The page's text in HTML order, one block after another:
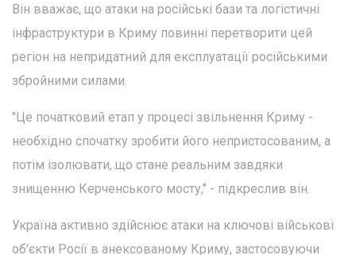
Він вважає, що атаки на російські бази та логістичні
інфраструктури в Криму повинні перетворити цей
регіон на непридатний для експлуатації російськими
збройними силами.
"Це початковий етап у процесі звільнення Криму -
необхідно спочатку зробити його непристосованим, а
потім ізолювати, що стане реальним завдяки
знищенню Керченського мосту," - підкреслив він.
Україна активно здійснює атаки на ключові військові
об'єкти Росії в анексованому Криму, застосовуючи